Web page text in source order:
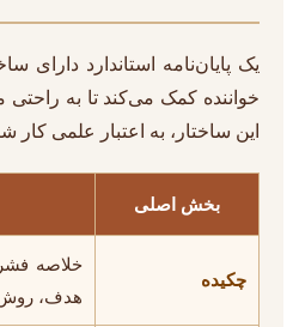
یک پایان‌نامه استاندارد
خواننده کمک می‌کند تا به راحتی
این ساختار، به اعتبار علمی کار
بخش اصلی
چکیده
خلاصه
هدف، روش،